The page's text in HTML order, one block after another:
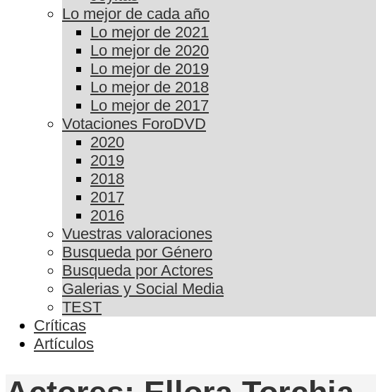
Lo mejor de cada año
Lo mejor de 2021
Lo mejor de 2020
Lo mejor de 2019
Lo mejor de 2018
Lo mejor de 2017
Votaciones ForoDVD
2020
2019
2018
2017
2016
Vuestras valoraciones
Busqueda por Género
Busqueda por Actores
Galerias y Social Media
TEST
Críticas
Artículos